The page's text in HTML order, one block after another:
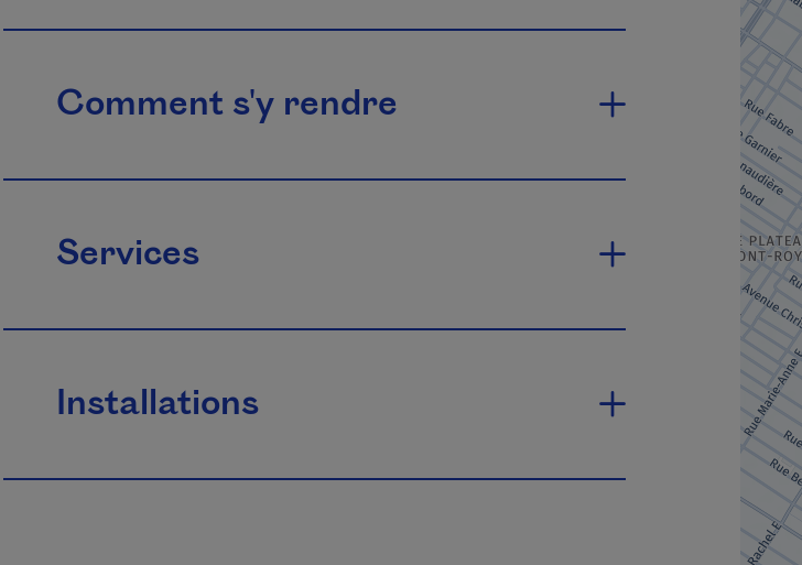
Comment s'y rendre
Services
Installations